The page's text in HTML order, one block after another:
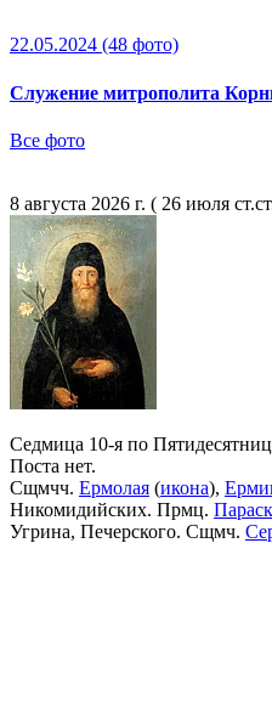
22.05.2024 (48 фото)
Служение митрополита
Все фото
8 августа 2026 г. ( 26 июля
Седмица 10-я по
Поста нет.
Сщмчч. Ермолая (икона),
Никомидийских. Прмц.
Угрина, Печерского. Сщмч.